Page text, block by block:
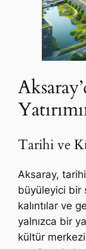
Tarihi ve
Aksaray,
büyüleyici bir
kalıntılar ve
yalnızca bir
kültür